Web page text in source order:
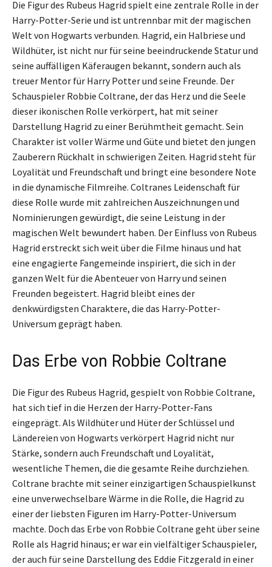
Die Figur des Rubeus Hagrid spielt eine zentrale Rolle in der
Harry-Potter-Serie und ist untrennbar mit der magischen
Welt von Hogwarts verbunden. Hagrid, ein Halbriese und
Wildhüter, ist nicht nur für seine beeindruckende Statur und
seine auffälligen Käferaugen bekannt, sondern auch als
treuer Mentor für Harry Potter und seine Freunde. Der
Schauspieler Robbie Coltrane, der das Herz und die Seele
dieser ikonischen Rolle verkörpert, hat mit seiner
Darstellung Hagrid zu einer Berühmtheit gemacht. Sein
Charakter ist voller Wärme und Güte und bietet den jungen
Zauberern Rückhalt in schwierigen Zeiten. Hagrid steht für
Loyalität und Freundschaft und bringt eine besondere Note
in die dynamische Filmreihe. Coltranes Leidenschaft für
diese Rolle wurde mit zahlreichen Auszeichnungen und
Nominierungen gewürdigt, die seine Leistung in der
magischen Welt bewundert haben. Der Einfluss von Rubeus
Hagrid erstreckt sich weit über die Filme hinaus und hat
eine engagierte Fangemeinde inspiriert, die sich in der
ganzen Welt für die Abenteuer von Harry und seinen
Freunden begeistert. Hagrid bleibt eines der
denkwürdigsten Charaktere, die das Harry-Potter-
Universum geprägt haben.
Das Erbe von Robbie Coltrane
Die Figur des Rubeus Hagrid, gespielt von Robbie Coltrane,
hat sich tief in die Herzen der Harry-Potter-Fans
eingeprägt. Als Wildhüter und Hüter der Schlüssel und
Ländereien von Hogwarts verkörpert Hagrid nicht nur
Stärke, sondern auch Freundschaft und Loyalität,
wesentliche Themen, die die gesamte Reihe durchziehen.
Coltrane brachte mit seiner einzigartigen Schauspielkunst
eine unverwechselbare Wärme in die Rolle, die Hagrid zu
einer der liebsten Figuren im Harry-Potter-Universum
machte. Doch das Erbe von Robbie Coltrane geht über seine
Rolle als Hagrid hinaus; er war ein vielfältiger Schauspieler,
der auch für seine Darstellung des Eddie Fitzgerald in einer